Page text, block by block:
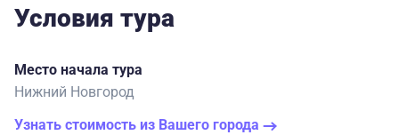
Условия тура
Место начала тура
Нижний Новгород
Узнать стоимость из Вашего города